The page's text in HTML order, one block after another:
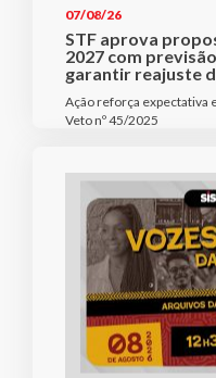
07/08/26
STF aprova
2027 com
garantir reajuste
Ação reforça expectativa
Veto nº 45/2025